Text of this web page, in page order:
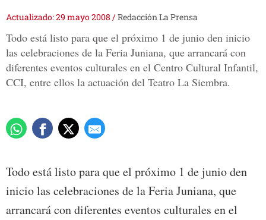
Actualizado: 29 mayo 2008 /Redacción La Prensa
Todo está listo para que el próximo 1 de junio den inicio
las celebraciones de la Feria Juniana, que arrancará con
diferentes eventos culturales en el Centro Cultural Infantil,
CCI, entre ellos la actuación del Teatro La Siembra.
Todo está listo para que el próximo 1 de junio den
inicio las celebraciones de la Feria Juniana, que
arrancará con diferentes eventos culturales en el